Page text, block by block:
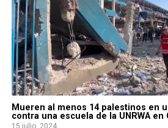
Mueren al menos 14 palestinos en
contra una escuela de la UNRWA en
15 julio, 2024